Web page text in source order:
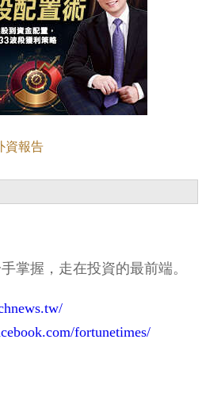
資報告
掌握，走在投資的最前端。
fortunetimes/